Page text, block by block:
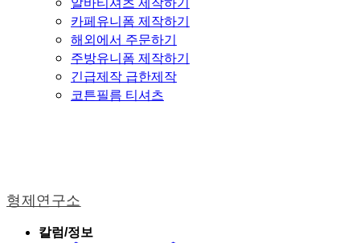
카페유니폼 제작하기
해외에서 주문하기
주방유니폼 제작하기
긴급제작 급한제작
코튼필름 티셔츠
형제연구소
칼럼/정보